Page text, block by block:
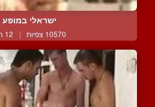
ישראלי במופע
10570 צפיות | 12 המלצות